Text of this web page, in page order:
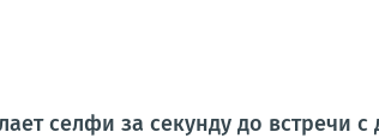
селфи за секунду до встречи